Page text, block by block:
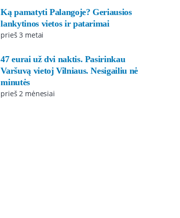
Ką pamatyti Palangoje? Geriausios
lankytinos vietos ir patarimai
prieš 3 metai
47 eurai už dvi naktis. Pasirinkau
Varšuvą vietoj Vilniaus. Nesigailiu nė
minutės
prieš 2 mėnesiai